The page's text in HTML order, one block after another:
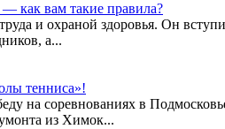
как вам такие правила?
и охраной здоровья. Он
а...
тенниса»!
на соревнованиях в
из Химок...